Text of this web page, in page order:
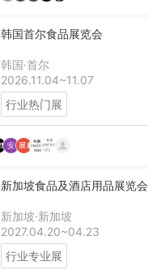
韩国首尔食品展览会
韩国·首尔
2026.11.04~11.07
行业热门展
新加坡食品及酒店用品展览会
新加坡·新加坡
2027.04.20~04.23
行业专业展